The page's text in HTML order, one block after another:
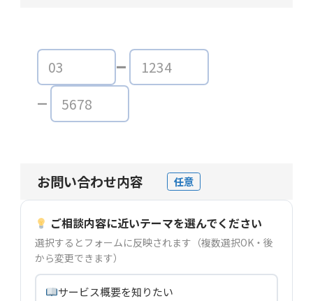
お問い合わせ内容 任意
ご相談内容に近いテーマを選んでください
選択するとフォームに反映されます（複数選択OK・後
から変更できます）
サービス概要を知りたい